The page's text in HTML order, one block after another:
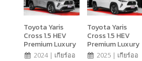
Toyota Yaris
Cross 1.5 HEV
Premium Luxury
2024 | เกียร์ออ
Toyota Yaris
Cross 1.5 HEV
Premium Luxury
2025 | เกียร์ออ